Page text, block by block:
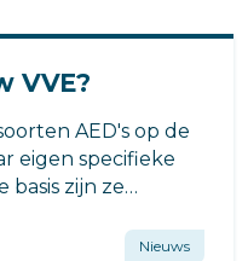
VVE?
AED's op de
eigen specifieke
basis zijn ze
Nieuws